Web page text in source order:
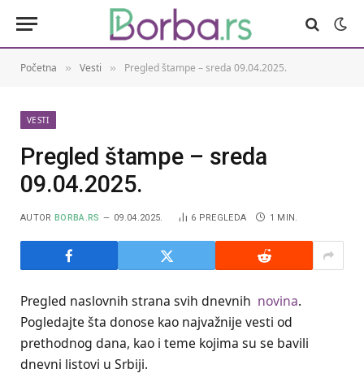
Početna » Vesti » Pregled štampe – sreda 09.04.2025.
VESTI
Pregled štampe – sreda
09.04.2025.
AUTOR BORBA.RS 09.04.2025. 6 PREGLEDA 1 MIN.
Pregled naslovnih strana svih dnevnih novina.
Pogledajte šta donose kao najvažnije vesti od
prethodnog dana, kao i teme kojima su se bavili
dnevni listovi u Srbiji.